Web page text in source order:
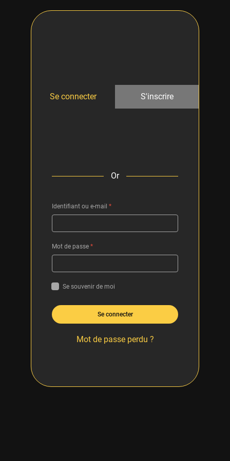
Se connecter S'inscrire
Or
Identifiant ou e-mail *
Mot de passe *
Se souvenir de moi
Se connecter
Mot de passe perdu ?